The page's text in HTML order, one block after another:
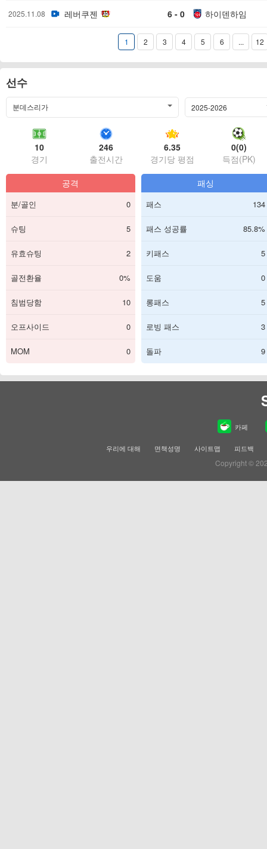
2025.11.08
레버쿠젠 6 - 0 하이덴하임
1 2 3 4 5 6 ... 12
선수
분데스리가 2025-2026
10
경기
246
출전시간
6.35
경기당 평점
0(0)
득점(PK)
공격
분/골인 0
슈팅 5
유효슈팅 2
골전환율 0%
침범당함 10
오프사이드 0
MOM 0
패싱
패스 134
패스 성공률 85.8%
키패스 5
도움 0
롱패스 5
로빙 패스 3
돌파 9
카페
우리에 대해 면책성명 사이트맵 피드백
Copyright ©